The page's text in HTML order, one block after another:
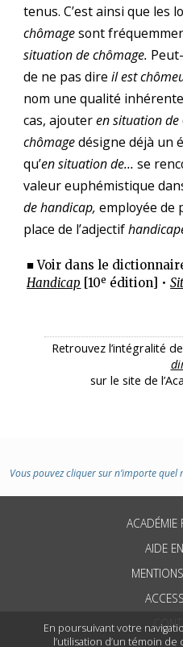
En poursuivant votre
l’utilisation d’un témoin
tenus. C’est ainsi que les
chômagesont
situation de chômage.
de ne pas direil est
nom une qualité
cas, ajouteren situation de
chômagedésigne déjà un
qu’en situation de… se
valeur euphémistique
de handicap, employée de
place de l’adjectif
■ Voir dans le
Handicap [10e édition] •
Retrouvez l’intégralité
sur le site de
Vous pouvez cliquer sur n’importe
ACADÉMIE
AIDE